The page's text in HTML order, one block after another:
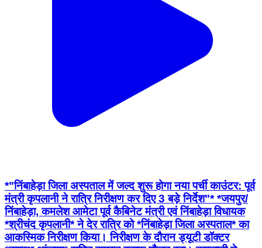
*"निंबाहेड़ा जिला अस्पताल में जल्द शुरू होगा नया पर्ची काउंटर: पूर्व
मंत्री कृपलानी ने रात्रि निरीक्षण कर दिए 3 बड़े निर्देश"* *जयपुर/
निंबाहेड़ा, कमलेश आमेटा पूर्व कैबिनेट मंत्री एवं निंबाहेड़ा विधायक
*श्रीचंद कृपलानी* ने देर रात्रि को *निंबाहेड़ा जिला अस्पताल* का
आकस्मिक निरीक्षण किया। निरीक्षण के दौरान ड्यूटी डॉक्टर